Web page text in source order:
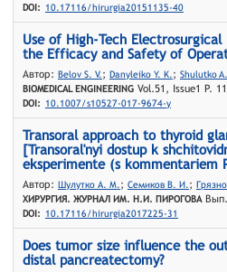
DOI: 10.17116/hirurgia20151135-40
Use of High-Tech
the Efficacy and Safety of
Автор: Belov S. V.; Danyleiko Y. K.; Shulutko
BIOMEDICAL ENGINEERINGVol.51, Issue1 P.
DOI: 10.1007/s10527-017-9674-y
Transoral approach to thyroid
[Transoral'nyi dostup k
eksperimente (s kommentariem
Автор: Шулутко А. М.; Семиков В. И.;
ХИРУРГИЯ. ЖУРНАЛ ИМ. Н.И. ПИРОГОВАВып.
DOI: 10.17116/hirurgia2017225-31
Does tumor size influence the
distal pancreatectomy?